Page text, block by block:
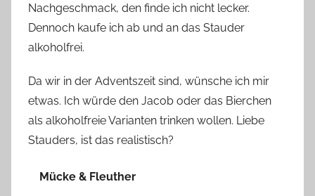
Nachgeschmack, den finde ich nicht lecker.
Dennoch kaufe ich ab und an das Stauder
alkoholfrei.
Da wir in der Adventszeit sind, wünsche ich mir
etwas. Ich würde den Jacob oder das Bierchen
als alkoholfreie Varianten trinken wollen. Liebe
Stauders, ist das realistisch?
Mücke & Fleuther